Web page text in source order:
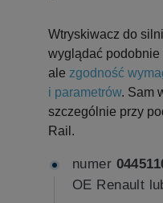
Wtryskiwacz do
wyglądać
ale zgodność
i parametrów. Sam
szczególnie przy
Rail.
numer
OE Renault